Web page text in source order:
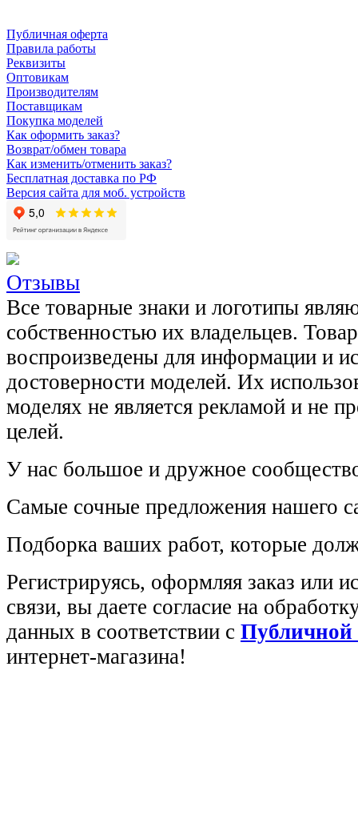
Публичная оферта
Правила работы
Реквизиты
Оптовикам
Производителям
Поставщикам
Покупка моделей
Как оформить заказ?
Возврат/обмен товара
Как изменить/отменить заказ?
Бесплатная доставка по РФ
Версия сайта для моб. устройств
Отзывы
Все товарные знаки и логотипы
собственностью их владельцев.
воспроизведены для информации и
достоверности моделей. Их
моделях не является рекламой и не
целей.
У нас большое и дружное
Самые сочные предложения нашего
Подборка ваших работ, которые
Регистрируясь, оформляя заказ или
связи, вы даете согласие на
данных в соответствии с Публичной
интернет-магазина!